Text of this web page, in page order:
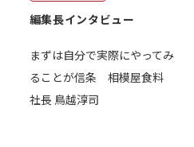
編集長インタビュー
まずは自分で実際にやってみ
ることが信条 相模屋食料
社長 鳥越淳司